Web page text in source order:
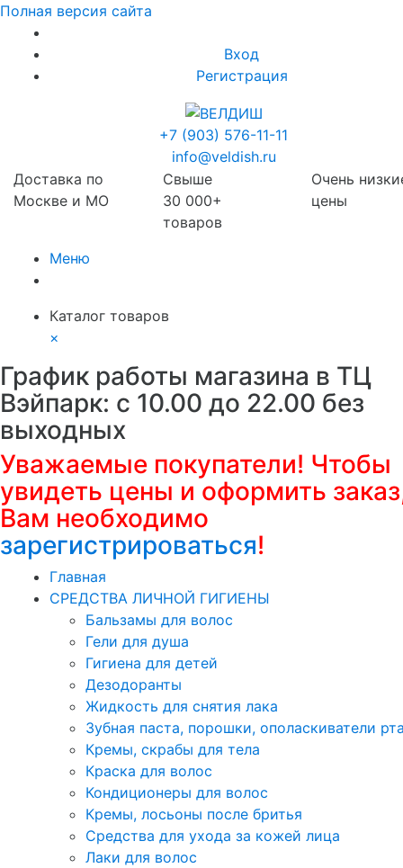
Полная версия сайта
Вход
Регистрация
+7 (903) 576-11-11
info@veldish.ru
Доставка по
Москве и МО
Свыше
30 000+
товаров
Очень
цены
Меню
Каталог товаров
×
График работы магазина в ТЦ
Вэйпарк: с 10.00 до 22.00 без
выходных
Уважаемые покупатели! Чтобы
увидеть цены и оформить
Вам необходимо
зарегистрироваться!
Главная
СРЕДСТВА ЛИЧНОЙ ГИГИЕНЫ
Бальзамы для волос
Гели для душа
Гигиена для детей
Дезодоранты
Жидкость для снятия лака
Зубная паста, порошки, ополаскиватели
Кремы, скрабы для тела
Краска для волос
Кондиционеры для волос
Кремы, лосьоны после бритья
Средства для ухода за кожей лица
Лаки для волос